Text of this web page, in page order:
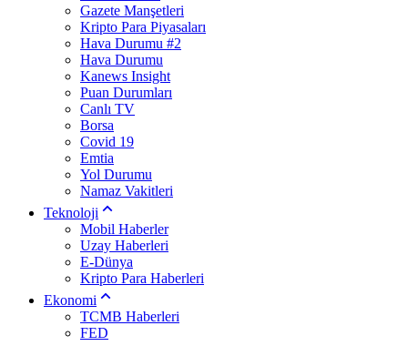
Gazete Manşetleri
Kripto Para Piyasaları
Hava Durumu #2
Hava Durumu
Kanews Insight
Puan Durumları
Canlı TV
Borsa
Covid 19
Emtia
Yol Durumu
Namaz Vakitleri
Teknoloji
Mobil Haberler
Uzay Haberleri
E-Dünya
Kripto Para Haberleri
Ekonomi
TCMB Haberleri
FED